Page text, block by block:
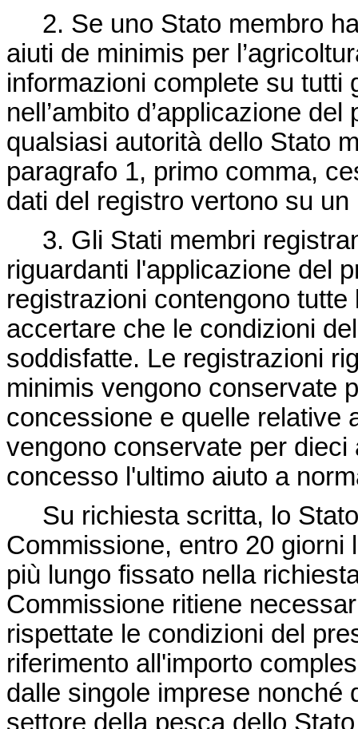
2. Se uno Stato membro
aiuti de minimis per
informazioni complete su tutti
nell’ambito d’applicazione
qualsiasi autorità dello Stato
paragrafo 1, primo comma,
dati del registro vertono su
3. Gli Stati membri
riguardanti l'applicazione del
registrazioni contengono
accertare che le condizioni
soddisfatte. Le registrazioni
minimis vengono conservate
concessione e quelle relative
vengono conservate per
concesso l'ultimo aiuto a
Su richiesta scritta, lo
Commissione, entro 20
più lungo fissato nella
Commissione ritiene
rispettate le condizioni del
riferimento all'importo
dalle singole imprese nonché
settore della pesca dello